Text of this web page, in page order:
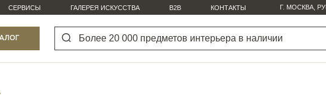
СЕРВИСЫ ГАЛЕРЕЯ ИСКУССТВА B2B КОНТАКТЫ Г. МОСКВА,